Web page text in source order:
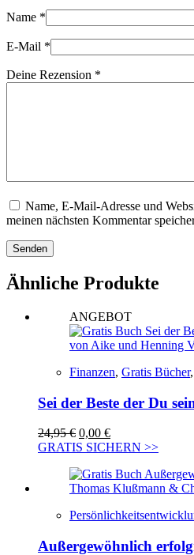
Name *
E-Mail *
Deine Rezension *
Name, E-Mail-Adresse und
meinen nächsten Kommentar
Senden
Ähnliche Produkte
ANGEBOT
Finanzen, Gratis Bücher,
Sei der Beste der Du
24,95€ Ursprünglicher
Preis
24,95 €
0,00 €Aktueller
Preis
0,00 €.
GRATIS SICHERN >>
Außergewöhnlich